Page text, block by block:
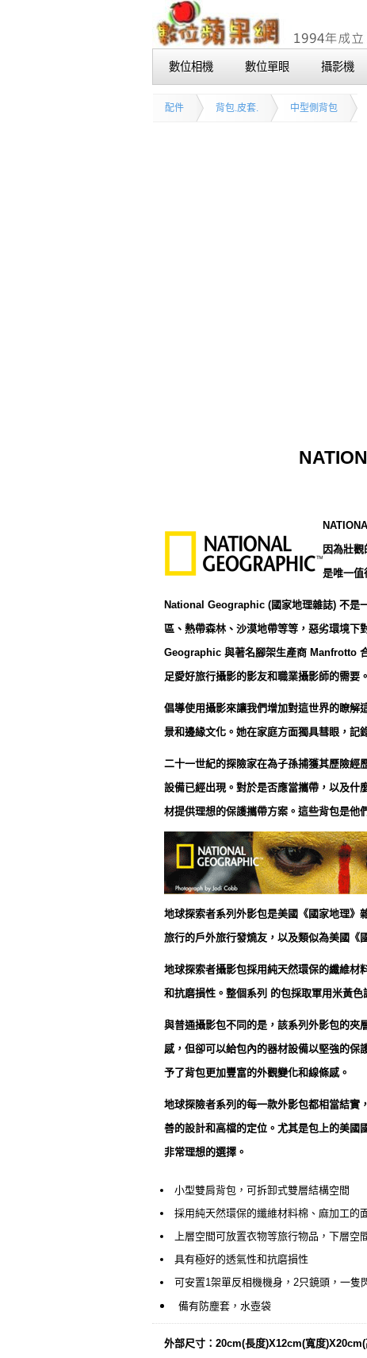
數位相機 數位單眼 攝影機
配件 背包.皮套. 中型側背包
因為壯觀
是唯一值
National Geographic (國家地理雜誌) 不是
區、熱帶森林、沙漠地帶等等，惡劣環境下
Geographic 與著名腳架生產商 Manfrotto
足愛好旅行攝影的影友和職業攝影師的需要。
倡導使用攝影來讓我們增加對這世界的瞭解
景和邊緣文化。她在家庭方面獨具彗眼，記
二十一世紀的探險家在為子孫捕獲其歷險經
設備已經出現。對於是否應當攜帶，以及什
材提供理想的保護攜帶方案。這些背包是他
地球探索者系列外影包是美國《國家地理》
旅行的戶外旅行發燒友，以及類似為美國《
地球探索者攝影包採用純天然環保的纖維材
和抗磨損性。整個系列 的包採取軍用米黃色
與普通攝影包不同的是，該系列外影包的夾
感，但卻可以給包內的器材設備以堅強的保
予了背包更加豐富的外觀變化和線條感。
地球探險者系列的每一款外影包都相當結實
善的設計和高檔的定位。尤其是包上的美國
非常理想的選擇。
小型雙肩背包，可拆卸式雙層結構空間
採用純天然環保的纖維材料棉、麻加工的
上層空間可放置衣物等旅行物品，下層空
具有極好的透氣性和抗磨損性
可安置1架單反相機機身，2只鏡頭，一隻
備有防塵套，水壺袋
外部尺寸：20cm(長度)X12cm(寬度